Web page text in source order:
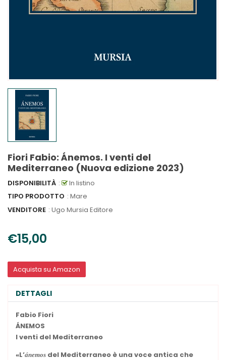
Fiori Fabio: Ánemos. I venti del
Mediterraneo (Nuova edizione 2023)
DISPONIBILITÀ :
In listino
TIPO PRODOTTO : Mare
VENDITORE : Ugo Mursia Editore
€15,00
Acquista su Amazon
DETTAGLI
Fabio Fiori
ÁNEMOS
I venti del Mediterraneo
«L’ánemos del Mediterraneo è una voce antica che